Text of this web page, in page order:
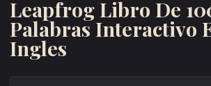
Leapfrog Libro De
Palabras Interactivo
Ingles